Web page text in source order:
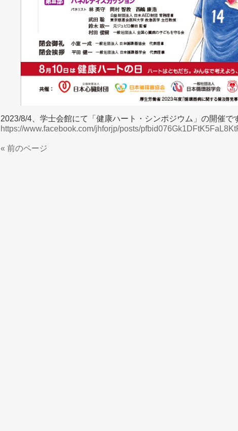
2023/8/4、学士会館にて「健康ハート・シンポジウム」の開催で
https://www.facebook.com/jhforjp/posts/
« 前のページ